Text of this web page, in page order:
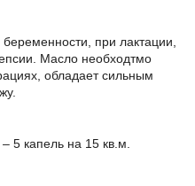
при лактации,
Масло необходтмо
обладает сильным
5 капель на 15 кв.м.